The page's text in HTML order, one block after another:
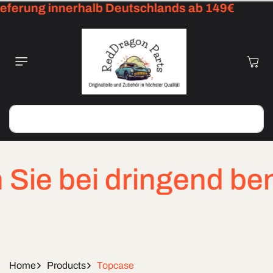
Skip To
Content
innerhalb Deutschlands ab 149€
Cart
bei dringend
Home Products Topcase